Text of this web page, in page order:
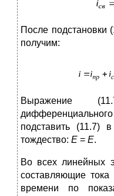
После подстановки
получим:
Выражение
подставить (11.7)
тождество: Е = Е.
Во всех линейных
составляющие
времени по